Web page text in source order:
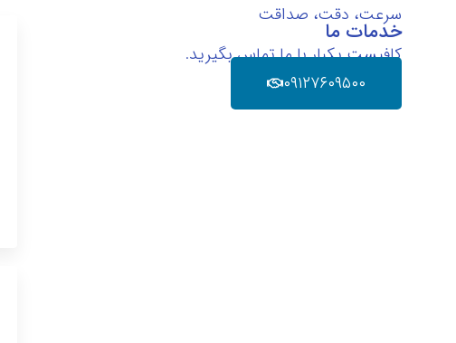
سرعت، دقت، صداقت
خدمات ما
کافیست یکبار با ما تماس بگیرید.
۰۹۱۲۷۶۰۹۵۰۰